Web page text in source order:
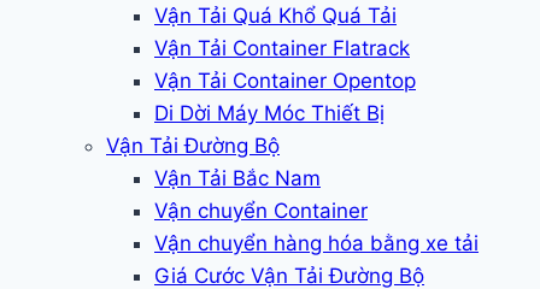
Vận Tải Quá Khổ Quá Tải
Vận Tải Container Flatrack
Vận Tải Container Opentop
Di Dời Máy Móc Thiết Bị
Vận Tải Đường Bộ
Vận Tải Bắc Nam
Vận chuyển Container
Vận chuyển hàng hóa bằng xe tải
Giá Cước Vận Tải Đường Bộ